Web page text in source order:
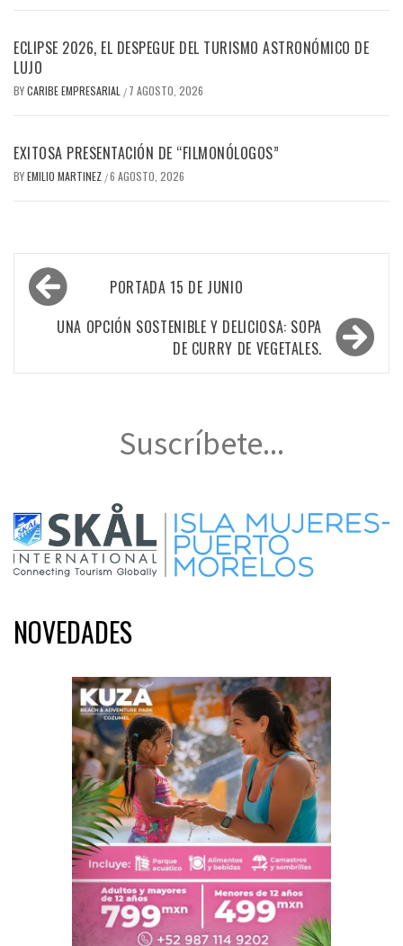
ECLIPSE 2026, EL DESPEGUE DEL TURISMO ASTRONÓMICO DE
LUJO
BYCARIBE EMPRESARIAL / 7 AGOSTO, 2026
EXITOSA PRESENTACIÓN DE “FILMONÓLOGOS”
BYEMILIO MARTINEZ /6 AGOSTO, 2026
Navegación
de
entradas
PORTADA 15 DE JUNIO
UNA OPCIÓN SOSTENIBLE Y DELICIOSA: SOPA
DE CURRY DE VEGETALES.
Suscríbete...
NOVEDADES